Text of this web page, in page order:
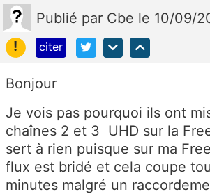
Publié par Cbe le 10/09/
!
citer
Bonjour
Je vois pas pourquoi ils ont
chaînes 2 et 3 UHD sur la
sert à rien puisque sur ma
flux est bridé et cela coupe
minutes malgré un